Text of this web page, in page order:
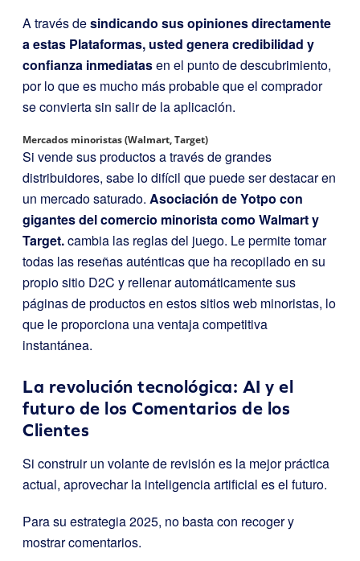
A través desindicando sus opiniones directamente
a estas Plataformas, usted genera credibilidad y
confianza inmediatasen el punto de descubrimiento,
por lo que es mucho más probable que el comprador
se convierta sin salir de la aplicación.
Mercados minoristas (Walmart, Target)
Si vende sus productos a través de grandes
distribuidores, sabe lo difícil que puede ser destacar en
un mercado saturado. Asociación de Yotpo con
gigantes del comercio minorista como Walmart y
Target.cambia las reglas del juego. Le permite tomar
todas las reseñas auténticas que ha recopilado en su
propio sitio D2C y rellenar automáticamente sus
páginas de productos en estos sitios web minoristas, lo
que le proporciona una ventaja competitiva
instantánea.
La revolución tecnológica: AI y el
futuro de los Comentarios de los
Clientes
Si construir un volante de revisión es la mejor práctica
actual, aprovechar la inteligencia artificial es el futuro.
Para su estrategia 2025, no basta con recoger y
mostrar comentarios.